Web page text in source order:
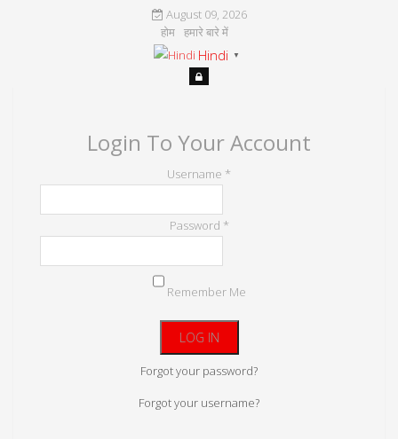
August 09, 2026
होम हमारे बारे में
Hindi ▼
Login To Your Account
Username *
Password *
Remember Me
Forgot your password?
Forgot your username?